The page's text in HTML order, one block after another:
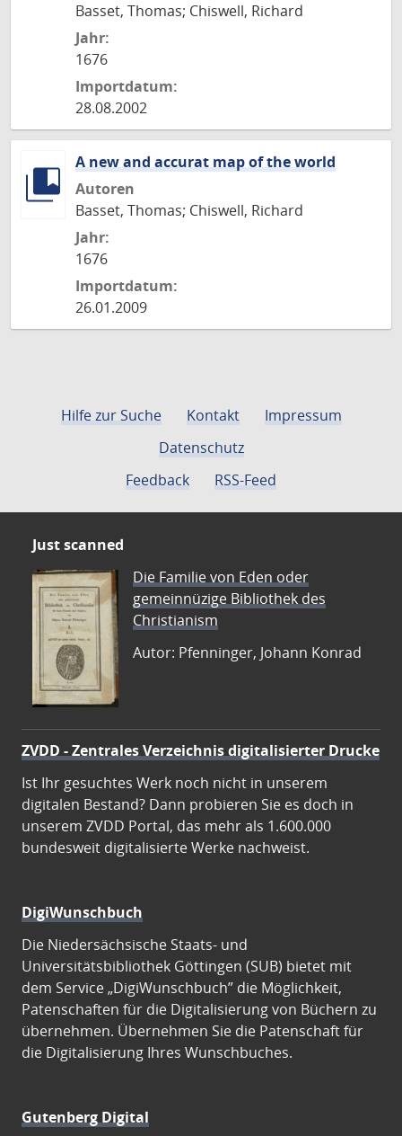
Basset, Thomas; Chiswell, Richard
Jahr:
1676
Importdatum:
28.08.2002
A new and accurat map of the world
Autoren
Basset, Thomas; Chiswell, Richard
Jahr:
1676
Importdatum:
26.01.2009
Hilfe zur Suche Kontakt
Impressum
Datenschutz
Feedback
RSS-Feed
Just scanned
Die Familie von Eden oder
gemeinnüzige Bibliothek des
Christianism
Autor: Pfenninger, Johann Konrad
ZVDD - Zentrales Verzeichnis digitalisierter Drucke
Ist Ihr gesuchtes Werk noch nicht in unserem
digitalen Bestand? Dann probieren Sie es doch in
unserem ZVDD Portal, das mehr als 1.600.000
bundesweit digitalisierte Werke nachweist.
DigiWunschbuch
Die Niedersächsische Staats- und
Universitätsbibliothek Göttingen (SUB) bietet mit
dem Service „DigiWunschbuch” die Möglichkeit,
Patenschaften für die Digitalisierung von Büchern zu
übernehmen. Übernehmen Sie die Patenschaft für
die Digitalisierung Ihres Wunschbuches.
Gutenberg Digital